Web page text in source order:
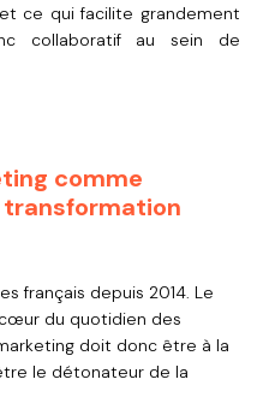
ce qui facilite grandement
collaboratif au sein de
comme
français depuis 2014. Le
du quotidien des
doit donc être à la
le détonateur de la